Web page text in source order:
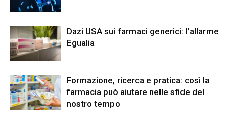
Dazi USA sui farmaci generici: l’allarme
Egualia
Formazione, ricerca e pratica: così la
farmacia può aiutare nelle sfide del
nostro tempo